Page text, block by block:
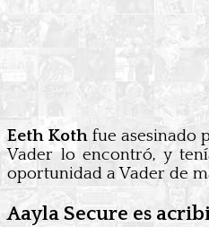
Eeth Koth fue asesinado
Vader lo encontró, y
oportunidad a Vader de
Aayla Secure es